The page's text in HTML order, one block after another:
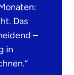
Das
–
in